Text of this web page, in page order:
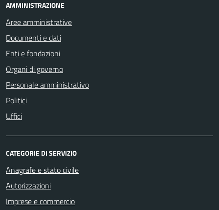
AMMINISTRAZIONE
Aree amministrative
Documenti e dati
Enti e fondazioni
Organi di governo
Personale amministrativo
Politici
Uffici
CATEGORIE DI SERVIZIO
Anagrafe e stato civile
Autorizzazioni
Imprese e commercio